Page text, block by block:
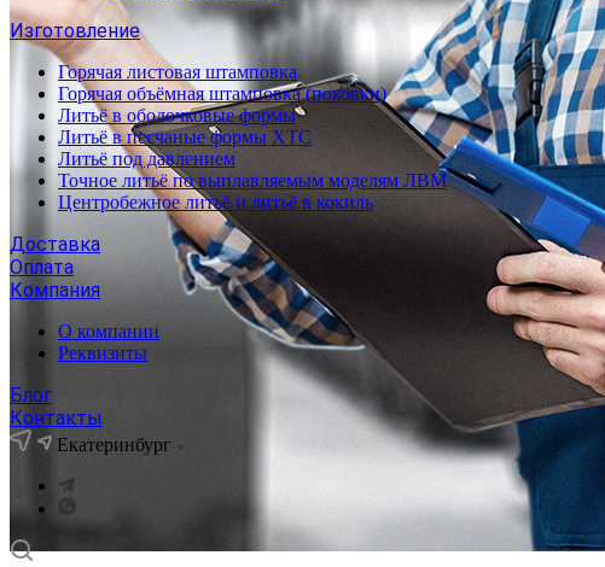
Изготовление
Горячая листовая штамповка
Горячая объёмная штамповка (поковки)
Литьё в оболочковые формы
Литьё в песчаные формы ХТС
Литьё под давлением
Точное литьё по выплавляемым моделям ЛВМ
Центробежное литьё и литьё в кокиль
Доставка
Оплата
Компания
О компании
Реквизиты
Блог
Контакты
Екатеринбург